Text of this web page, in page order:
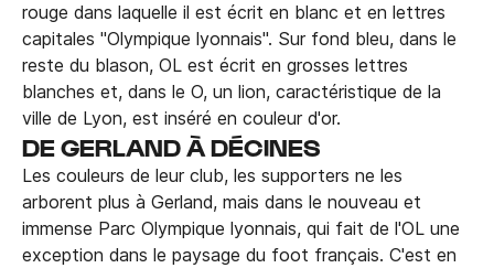
rouge dans laquelle il est écrit en blanc et en lettres
capitales "Olympique lyonnais". Sur fond bleu, dans le
reste du blason, OL est écrit en grosses lettres
blanches et, dans le O, un lion, caractéristique de la
ville de Lyon, est inséré en couleur d'or.
DE GERLAND À DÉCINES
Les couleurs de leur club, les supporters ne les
arborent plus à Gerland, mais dans le nouveau et
immense Parc Olympique lyonnais, qui fait de l'OL une
exception dans le paysage du foot français. C'est en